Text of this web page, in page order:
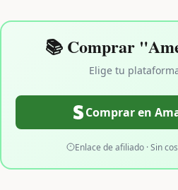
📚 Comprar
Elige tu
Comprar en
Enlace de afiliado · Sin